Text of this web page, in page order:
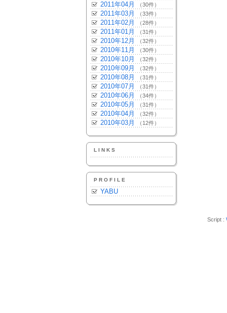
2011年04月 （30件）
2011年03月 （33件）
2011年02月 （28件）
2011年01月 （31件）
2010年12月 （32件）
2010年11月 （30件）
2010年10月 （32件）
2010年09月 （32件）
2010年08月 （31件）
2010年07月 （31件）
2010年06月 （34件）
2010年05月 （31件）
2010年04月 （32件）
2010年03月 （12件）
LINKS
PROFILE
YABU
Script :